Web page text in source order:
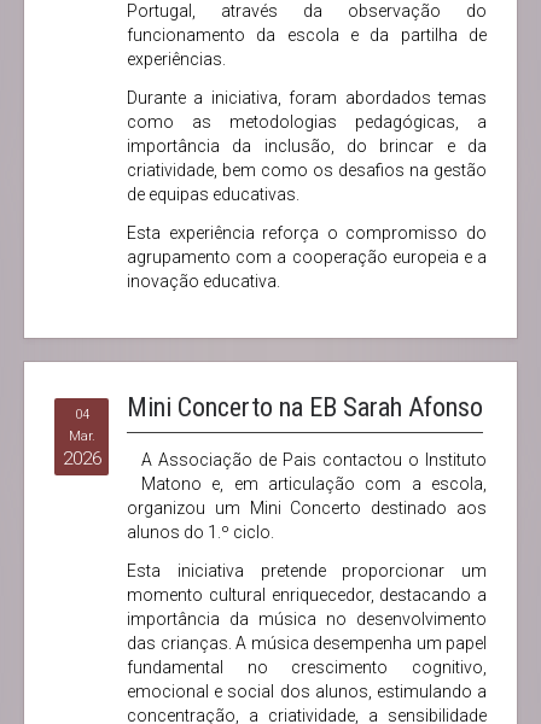
Portugal, através da observação do
funcionamento da escola e da partilha de
experiências.
Durante a iniciativa, foram abordados temas
como as metodologias pedagógicas, a
importância da inclusão, do brincar e da
criatividade, bem como os desafios na gestão
de equipas educativas.
Esta experiência reforça o compromisso do
agrupamento com a cooperação europeia e a
inovação educativa.
04
Mar.
2026
Mini Concerto na EB Sarah Afonso
A Associação de Pais contactou o Instituto
Matono e, em articulação com a escola,
organizou um Mini Concerto destinado aos
alunos do 1.º ciclo.
Esta iniciativa pretende proporcionar um
momento cultural enriquecedor, destacando a
importância da música no desenvolvimento
das crianças. A música desempenha um papel
fundamental no crescimento cognitivo,
emocional e social dos alunos, estimulando a
concentração, a criatividade, a sensibilidade